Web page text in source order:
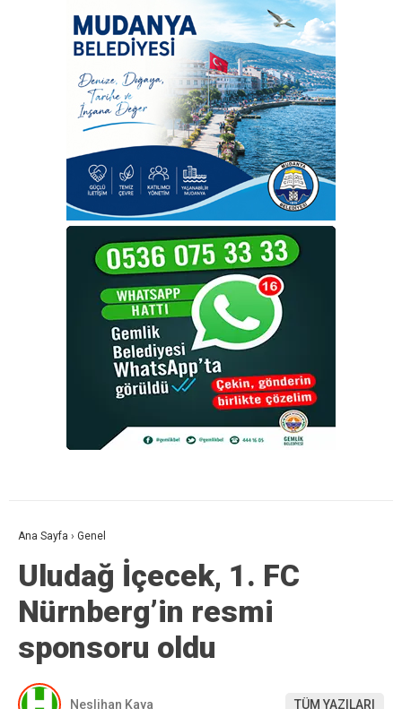
Ana Sayfa › Genel
Uludağ İçecek, 1. FC
Nürnberg’in resmi
sponsoru oldu
Neslihan Kaya TÜM YAZILARI